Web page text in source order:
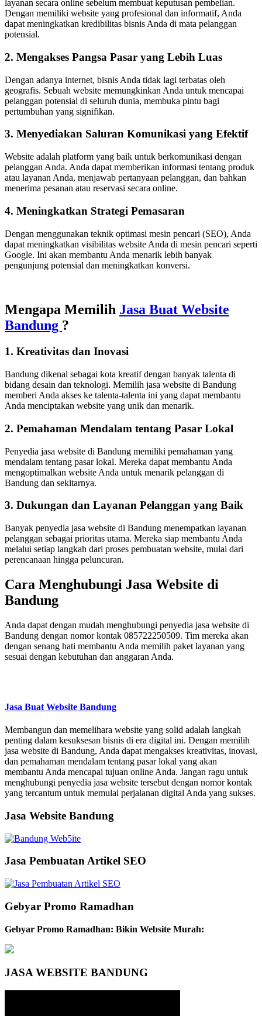
layanan secara online sebelum membuat keputusan pembelian.
Dengan memiliki website yang profesional dan informatif, Anda
dapat meningkatkan kredibilitas bisnis Anda di mata pelanggan
potensial.
2. Mengakses Pangsa Pasar yang Lebih Luas
Dengan adanya internet, bisnis Anda tidak lagi terbatas oleh
geografis. Sebuah website memungkinkan Anda untuk mencapai
pelanggan potensial di seluruh dunia, membuka pintu bagi
pertumbuhan yang signifikan.
3. Menyediakan Saluran Komunikasi yang Efektif
Website adalah platform yang baik untuk berkomunikasi dengan
pelanggan Anda. Anda dapat memberikan informasi tentang produk
atau layanan Anda, menjawab pertanyaan pelanggan, dan bahkan
menerima pesanan atau reservasi secara online.
4. Meningkatkan Strategi Pemasaran
Dengan menggunakan teknik optimasi mesin pencari (SEO), Anda
dapat meningkatkan visibilitas website Anda di mesin pencari seperti
Google. Ini akan membantu Anda menarik lebih banyak
pengunjung potensial dan meningkatkan konversi.
Mengapa Memilih Jasa Buat Website
Bandung ?
1. Kreativitas dan Inovasi
Bandung dikenal sebagai kota kreatif dengan banyak talenta di
bidang desain dan teknologi. Memilih jasa website di Bandung
memberi Anda akses ke talenta-talenta ini yang dapat membantu
Anda menciptakan website yang unik dan menarik.
2. Pemahaman Mendalam tentang Pasar Lokal
Penyedia jasa website di Bandung memiliki pemahaman yang
mendalam tentang pasar lokal. Mereka dapat membantu Anda
mengoptimalkan website Anda untuk menarik pelanggan di
Bandung dan sekitarnya.
3. Dukungan dan Layanan Pelanggan yang Baik
Banyak penyedia jasa website di Bandung menempatkan layanan
pelanggan sebagai prioritas utama. Mereka siap membantu Anda
melalui setiap langkah dari proses pembuatan website, mulai dari
perencanaan hingga peluncuran.
Cara Menghubungi Jasa Website di
Bandung
Anda dapat dengan mudah menghubungi penyedia jasa website di
Bandung dengan nomor kontak 085722250509. Tim mereka akan
dengan senang hati membantu Anda memilih paket layanan yang
sesuai dengan kebutuhan dan anggaran Anda.
Jasa Buat Website Bandung
Membangun dan memelihara website yang solid adalah langkah
penting dalam kesuksesan bisnis di era digital ini. Dengan memilih
jasa website di Bandung, Anda dapat mengakses kreativitas, inovasi,
dan pemahaman mendalam tentang pasar lokal yang akan
membantu Anda mencapai tujuan online Anda. Jangan ragu untuk
menghubungi penyedia jasa website tersebut dengan nomor kontak
yang tercantum untuk memulai perjalanan digital Anda yang sukses.
Jasa Website Bandung
Jasa Pembuatan Artikel SEO
Gebyar Promo Ramadhan
Gebyar Promo Ramadhan: Bikin Website Murah:
JASA WEBSITE BANDUNG